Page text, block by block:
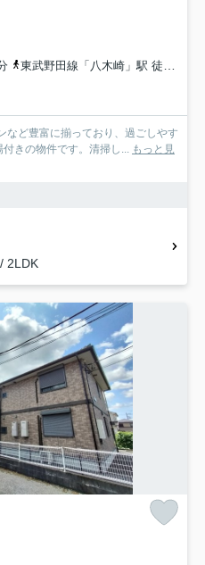
東武野田線「八木崎」駅 徒歩19分
など豊富に揃っており、過ごしやす
きの物件です。清掃し... もっと見
2LDK